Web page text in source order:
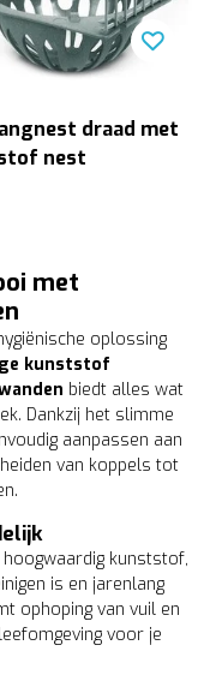
draad met
nest
met
oplossing
kunststof
biedt alles wat
Dankzij het slimme
aanpassen aan
van koppels tot
kunststof,
is en jarenlang
ophoping van vuil en
voor je